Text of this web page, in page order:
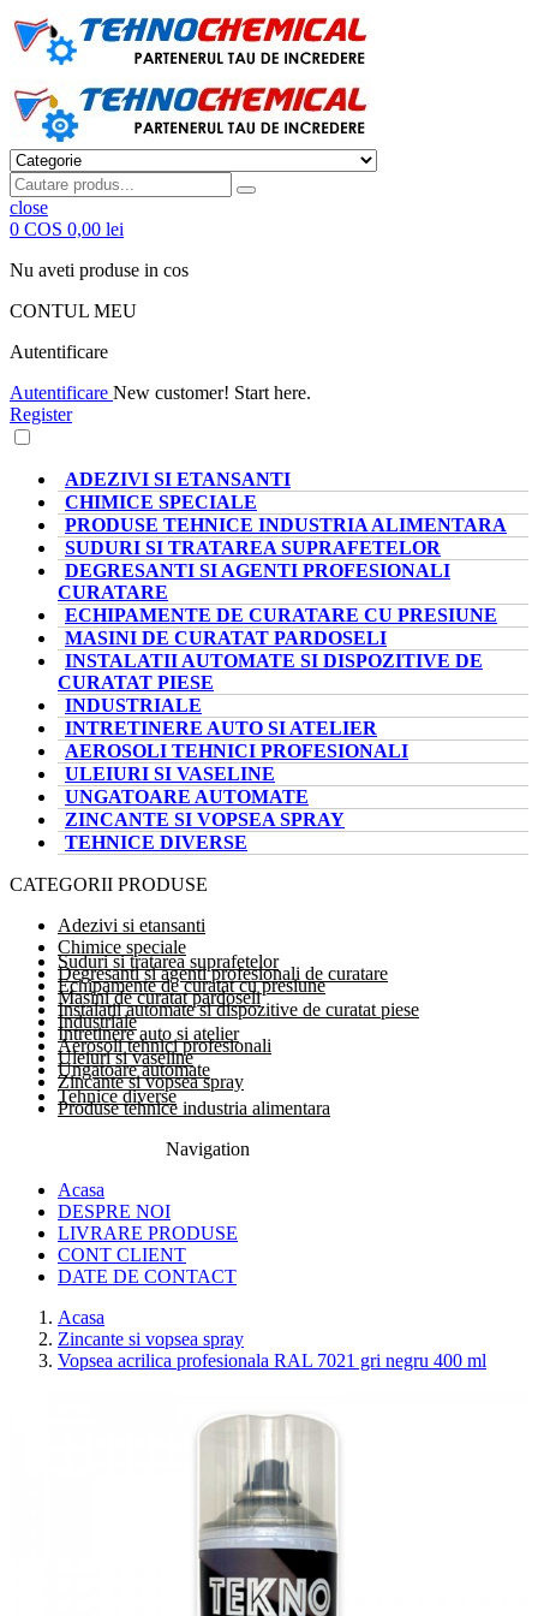
close
0 COS 0,00 lei
Nu aveti produse in cos
CONTUL MEU
Autentificare
Autentificare New customer! Start here.
Register
ADEZIVI SI ETANSANTI
CHIMICE SPECIALE
PRODUSE TEHNICE INDUSTRIA ALIMENTARA
SUDURI SI TRATAREA SUPRAFETELOR
DEGRESANTI SI AGENTI PROFESIONALI
CURATARE
ECHIPAMENTE DE CURATARE CU PRESIUNE
MASINI DE CURATAT PARDOSELI
INSTALATII AUTOMATE SI DISPOZITIVE DE
CURATAT PIESE
INDUSTRIALE
INTRETINERE AUTO SI ATELIER
AEROSOLI TEHNICI PROFESIONALI
ULEIURI SI VASELINE
UNGATOARE AUTOMATE
ZINCANTE SI VOPSEA SPRAY
TEHNICE DIVERSE
CATEGORII PRODUSE
Adezivi si etansanti
Chimice speciale
Suduri si tratarea suprafetelor
Degresanti si agenti profesionali de curatare
Echipamente de curatat cu presiune
Masini de curatat pardoseli
Instalatii automate si dispozitive de curatat piese
Industriale
Intretinere auto si atelier
Aerosoli tehnici profesionali
Uleiuri si vaseline
Ungatoare automate
Zincante si vopsea spray
Tehnice diverse
Produse tehnice industria alimentara
Navigation
Acasa
DESPRE NOI
LIVRARE PRODUSE
CONT CLIENT
DATE DE CONTACT
Acasa
Zincante si vopsea spray
Vopsea acrilica profesionala RAL 7021 gri negru 400 ml